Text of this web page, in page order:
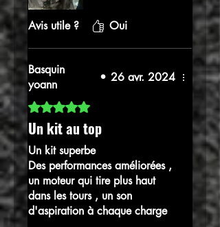
Avis utile ? Oui
Basquin
yoann
• 26 avr. 2024
Noté 5 sur 5.
Un kit au top
Un kit superbe
Des performances améliorées ,
un moteur qui tire plus haut
dans les tours , un son
d'aspiration à chaque charge